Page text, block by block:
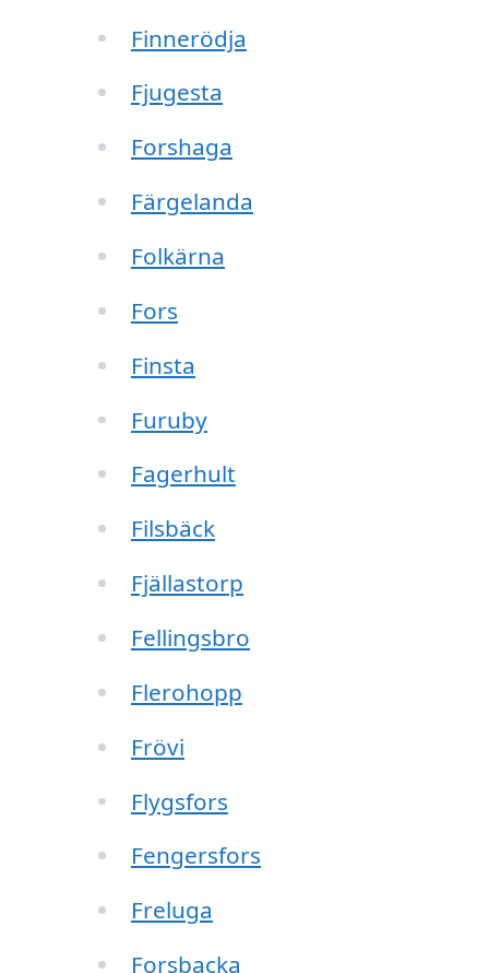
Finnerödja
Fjugesta
Forshaga
Färgelanda
Folkärna
Fors
Finsta
Furuby
Fagerhult
Filsbäck
Fjällastorp
Fellingsbro
Flerohopp
Frövi
Flygsfors
Fengersfors
Freluga
Forsbacka